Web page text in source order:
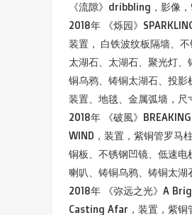
《流隙》dribbling，影像，
2018年 《烁园》
装置， 白铁波纹板隔墙、不
太湖石、太湖石、聚光灯、
铜乌鸦、铸铜太湖石、投影
装置、地毯、金属弧墙，尺
2018年 《破風》
WIND，装置，紫铜管罗马
铜板、不锈钢凹镜、低速电
喇叭、铸铜乌鸦、铸铜太湖
2018年 《弥远之光》A
Casting Afar，装置，紫铜